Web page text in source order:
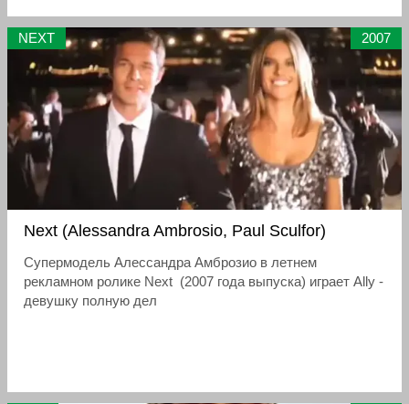
NEXT 2007
Next (Alessandra Ambrosio, Paul Sculfor)
Супермодель Алессандра Амброзио в летнем
рекламном ролике Next (2007 года выпуска) играет Ally -
девушку полную дел